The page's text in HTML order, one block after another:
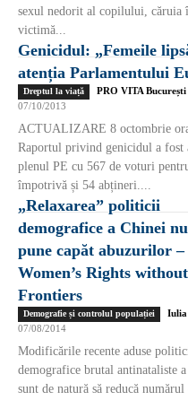
sexul nedorit al copilului, căruia
victimă...
Genicidul: „Femeile
atenția Parlamentului
Dreptul la viață PRO VITA București
07/10/2013
ACTUALIZARE 8 octombrie
Raportul privind genicidul a fost
plenul PE cu 567 de voturi
împotrivă și 54 abțineri....
„Relaxarea” politicii
demografice a Chinei
pune capăt abuzurilor –
Women’s Rights without
Frontiers
Demografie și controlul populației
07/08/2014
Modificările recente aduse
demografice brutal antinataliste
sunt de natură să reducă